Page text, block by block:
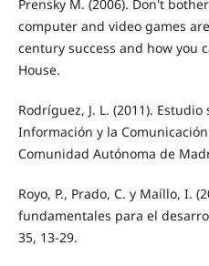
Prensky M. (2006). Don't
computer and video games
century success and how you
House.
Rodríguez, J. L. (2011).
Información y la
Comunidad Autónoma de
Royo, P., Prado, C. y Maíllo, I.
fundamentales para el
35, 13-29.